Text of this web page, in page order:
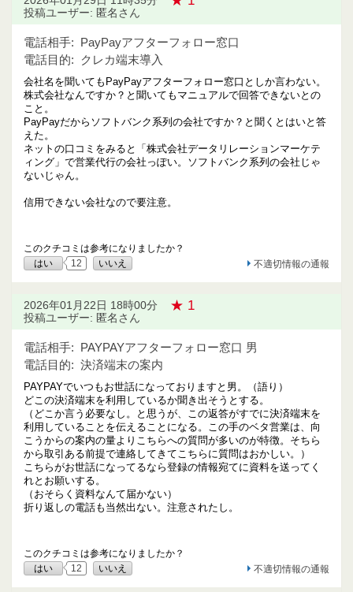
投稿ユーザー: 匿名さん
電話相手: PayPayアフターフォロー窓口
電話目的:
クレカ端末導入
会社名を聞いてもPayPayアフターフォロー窓口としか言わない。
株式会社なんですか？と聞いてもマニュアルで回答できないとの
こと。
PayPayだからソフトバンク系列の会社ですか？と聞くとはいと答
えた。
ネットの口コミをみると「株式会社データリレーションマーケテ
ィング」で営業代行の会社っぽい。ソフトバンク系列の会社じゃ
ないじゃん。
信用できない会社なので要注意。
このクチコミは参考になりましたか？
はい
12 いいえ 不適切情報の通報
2026年01月22日 18時00分 ★ 1
投稿ユーザー: 匿名さん
電話相手: PAYPAYアフターフォロー窓口 男
電話目的: 決済端末の案内
PAYPAYでいつもお世話になっておりますと男。（語り）
どこの決済端末を利用しているか聞き出そうとする。
（どこか言う必要なし。と思うが、この返答がすでに決済端末を
利用していることを伝えることになる。この手のベタ営業は、向
こうからの案内の量よりこちらへの質問が多いのが特徴。そちら
から取引ある前提で連絡してきてこちらに質問はおかしい。）
こちらがお世話になってるなら登録の情報宛てに資料を送ってく
れとお願いする。
（おそらく資料なんて届かない）
折り返しの電話も当然出ない。注意されたし。
このクチコミは参考になりましたか？
はい
12 いいえ 不適切情報の通報